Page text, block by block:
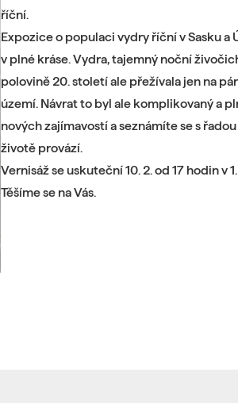
říční.
Expozice o populaci vydry říční v Sasku
v plné kráse. Vydra, tajemný noční
polovině 20. století ale přežívala jen na
území. Návrat to byl ale komplikovaný a
nových zajímavostí a seznámíte se s
životě provází.
Vernisáž se uskuteční 10. 2. od 17 hodin v
Těšíme se na Vás.